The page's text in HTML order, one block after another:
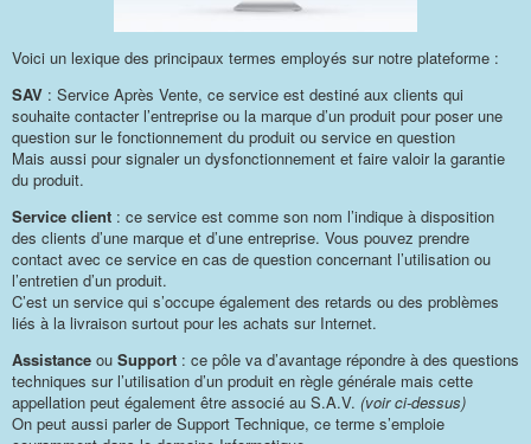
Voici un lexique des principaux termes employés sur notre plateforme :
SAV : Service Après Vente, ce service est destiné aux clients qui
souhaite contacter l’entreprise ou la marque d’un produit pour poser une
question sur le fonctionnement du produit ou service en question
Mais aussi pour signaler un dysfonctionnement et faire valoir la garantie
du produit.
Service client : ce service est comme son nom l’indique à disposition
des clients d’une marque et d’une entreprise. Vous pouvez prendre
contact avec ce service en cas de question concernant l’utilisation ou
l’entretien d’un produit.
C’est un service qui s’occupe également des retards ou des problèmes
liés à la livraison surtout pour les achats sur Internet.
Assistance ou Support : ce pôle va d’avantage répondre à des questions
techniques sur l’utilisation d’un produit en règle générale mais cette
appellation peut également être associé au S.A.V. (voir ci-dessus)
On peut aussi parler de Support Technique, ce terme s’emploie